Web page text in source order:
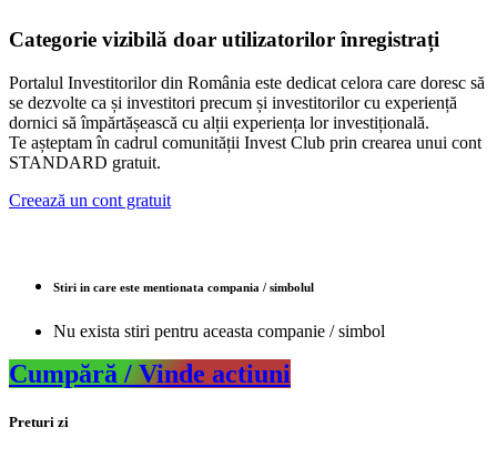
Categorie vizibilă doar utilizatorilor înregistrați
Portalul Investitorilor din România este dedicat celora care doresc să
se dezvolte ca și investitori precum și investitorilor cu experiență
dornici să împărtășească cu alții experiența lor investițională.
Te așteptam în cadrul comunității Invest Club prin crearea unui cont
STANDARD gratuit.
Creează un cont gratuit
Stiri in care este mentionata compania / simbolul
Nu exista stiri pentru aceasta companie / simbol
Cumpără / Vinde actiuni
Preturi zi